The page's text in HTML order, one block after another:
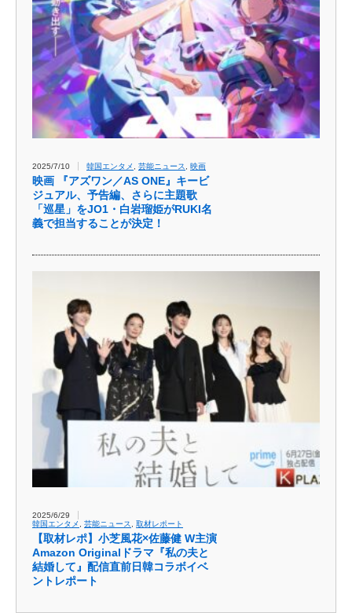
2025/7/10 韓国エンタメ 芸能ニュース 映画
映画 『アズワン／AS ONE』キービ
ジュアル、予告編、さらに主題歌
「巡星」をJO1・白岩瑠姫がRUKI名
義で担当することが決定！
2025/6/29
韓国エンタメ
芸能ニュース 取材レポート
【取材レポ】小芝風花×佐藤健 W主演
Amazon Originalドラマ『私の夫と
結婚して』配信直前日韓コラボイベ
ントレポート